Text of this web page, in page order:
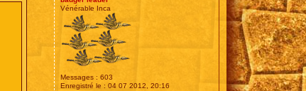
Vénérable Inca
Messages : 603
Enregistré le : 04 07 2012, 20:16